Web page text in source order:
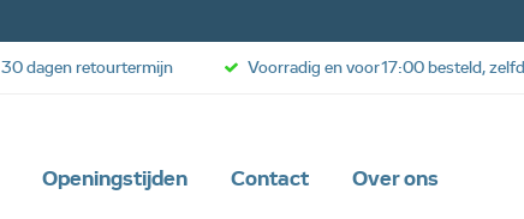
Openingstijden Contact Over ons
30 dagen retourtermijn Voorradig en voor 17:00 besteld,